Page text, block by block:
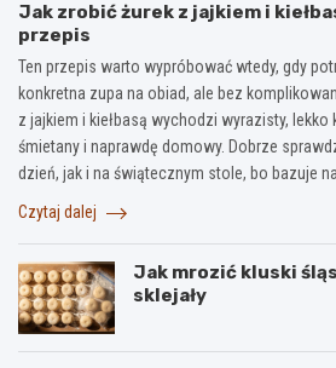
Jak zrobić żurek z jajkiem i
przepis
Ten przepis warto wypróbować wtedy, gdy
konkretna zupa na obiad, ale bez
z jajkiem i kiełbasą wychodzi wyrazisty, lekko
śmietany i naprawdę domowy. Dobrze
dzień, jak i na świątecznym stole, bo bazuje
Czytaj dalej
Jak mrozić kluski
sklejały